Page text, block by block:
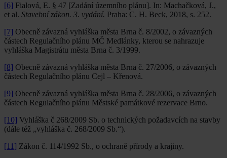
[6] Fialová, E. § 47 [Zadání územního plánu]. In: Machačková, J.,
et al. Stavební zákon. 3. vydání. Praha: C. H. Beck, 2018, s. 252.
[7] Obecně závazná vyhláška města Brna č. 8/2002, o závazných
částech Regulačního plánu MČ Medlánky, kterou se nahrazuje
vyhláška Magistrátu města Brna č. 3/1999.
[8] Obecně závazná vyhláška města Brna č. 27/2006, o závazných
částech Regulačního plánu Cejl – Křenová.
[9] Obecně závazná vyhláška města Brna č. 28/2006, o závazných
částech Regulačního plánu Městské památkové rezervace Brno.
[10] Vyhláška č 268/2009 Sb. o technických požadavcích na stavby
(dále též „vyhláška č. 268/2009 Sb.“).
[11] Zákon č. 114/1992 Sb., o ochraně přírody a krajiny.